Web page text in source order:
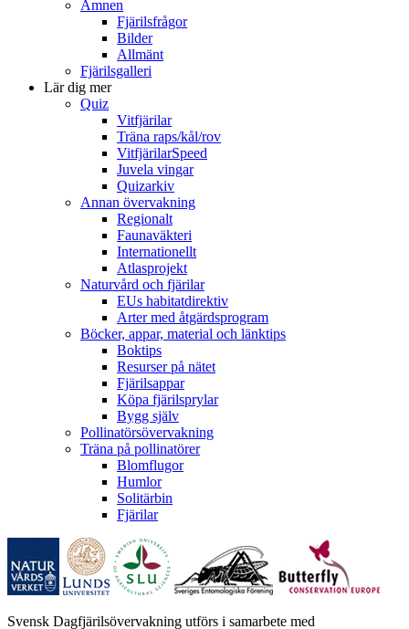
Ämnen
Fjärilsfrågor
Bilder
Allmänt
Fjärilsgalleri
Lär dig mer
Quiz
Vitfjärilar
Träna raps/kål/rov
VitfjärilarSpeed
Juvela vingar
Quizarkiv
Annan övervakning
Regionalt
Faunaväkteri
Internationellt
Atlasprojekt
Naturvård och fjärilar
EUs habitatdirektiv
Arter med åtgärdsprogram
Böcker, appar, material och länktips
Boktips
Resurser på nätet
Fjärilsappar
Köpa fjärilsprylar
Bygg själv
Pollinatörsövervakning
Träna på pollinatörer
Blomflugor
Humlor
Solitärbin
Fjärilar
Svensk Dagfjärilsövervakning utförs i samarbete med